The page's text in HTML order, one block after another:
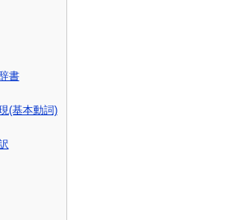
書
(基本動詞)